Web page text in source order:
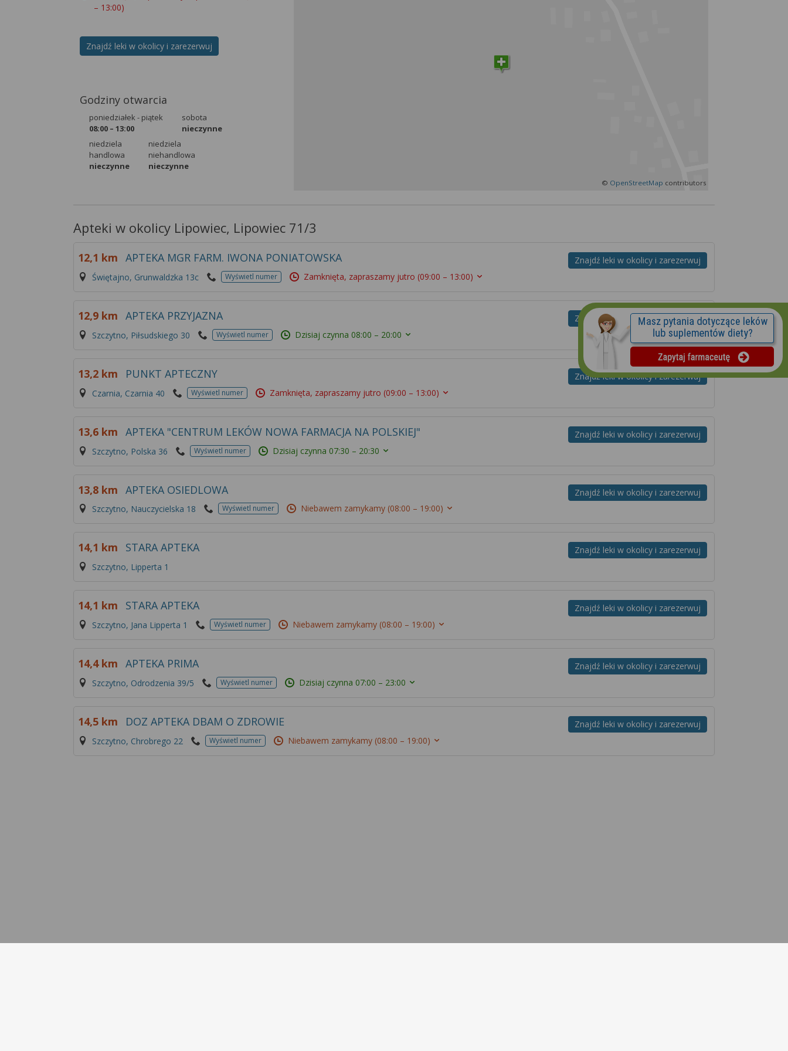
– 13:00)
Znajdź leki w okolicy i zarezerwuj
Godziny otwarcia
poniedziałek - piątek
08:00 – 13:00
sobota
nieczynne
niedziela
handlowa
nieczynne
niedziela
niehandlowa
nieczynne
© OpenStreetMap contributors
Apteki w okolicy Lipowiec, Lipowiec 71/3
Znajdź leki w okolicy i zarezerwuj
12,1 km APTEKA MGR FARM. IWONA PONIATOWSKA
Świętajno, Grunwaldzka 13c Wyświetl numer Zamknięta, zapraszamy jutro (09:00 – 13:00)
Znajdź leki w okolicy i zarezerwuj
12,9 km APTEKA PRZYJAZNA
Szczytno, Piłsudskiego 30 Wyświetl numer Dzisiaj czynna 08:00 – 20:00
Znajdź leki w okolicy i zarezerwuj
13,2 km PUNKT APTECZNY
Czarnia, Czarnia 40 Wyświetl numer Zamknięta, zapraszamy jutro (09:00 – 13:00)
Znajdź leki w okolicy i zarezerwuj
13,6 km APTEKA "CENTRUM LEKÓW NOWA FARMACJA NA POLSKIEJ"
Szczytno, Polska 36 Wyświetl numer Dzisiaj czynna 07:30 – 20:30
Znajdź leki w okolicy i zarezerwuj
13,8 km APTEKA OSIEDLOWA
Szczytno, Nauczycielska 18 Wyświetl numer Niebawem zamykamy (08:00 – 19:00)
Znajdź leki w okolicy i zarezerwuj
14,1 km STARA APTEKA
Szczytno, Lipperta 1
Znajdź leki w okolicy i zarezerwuj
14,1 km STARA APTEKA
Szczytno, Jana Lipperta 1 Wyświetl numer Niebawem zamykamy (08:00 – 19:00)
Znajdź leki w okolicy i zarezerwuj
14,4 km APTEKA PRIMA
Szczytno, Odrodzenia 39/5 Wyświetl numer Dzisiaj czynna 07:00 – 23:00
Znajdź leki w okolicy i zarezerwuj
14,5 km DOZ APTEKA DBAM O ZDROWIE
Szczytno, Chrobrego 22 Wyświetl numer Niebawem zamykamy (08:00 – 19:00)
Więcej informacji na temat wykorzystywania narzędzi zewnętrznych w naszym serwisie znajdziesz